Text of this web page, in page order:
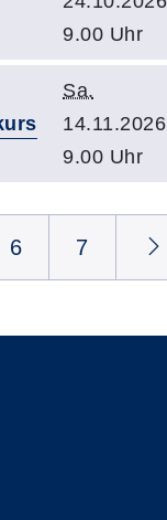
9.00 Uhr
Sa.
9.00 Uhr
6 7